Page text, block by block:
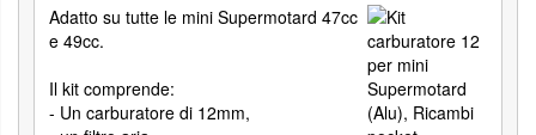
Adatto su tutte le mini Supermotard 47cc
e 49cc.
Il kit comprende:
- Un carburatore di 12mm,